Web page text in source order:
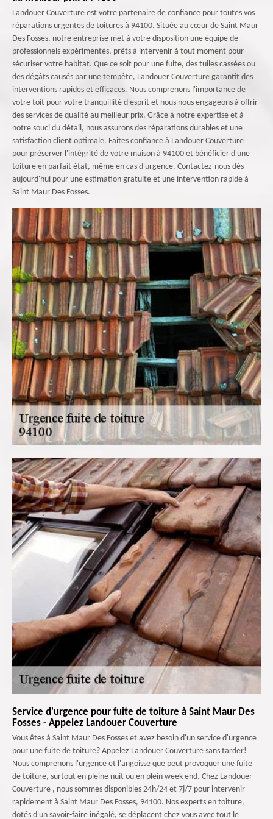
Landouer Couverture est votre partenaire de confiance pour toutes vos
réparations urgentes de toitures à 94100. Située au cœur de Saint Maur
Des Fosses, notre entreprise met à votre disposition une équipe de
professionnels expérimentés, prêts à intervenir à tout moment pour
sécuriser votre habitat. Que ce soit pour une fuite, des tuiles cassées ou
des dégâts causés par une tempête, Landouer Couverture garantit des
interventions rapides et efficaces. Nous comprenons l'importance de
votre toit pour votre tranquillité d'esprit et nous nous engageons à offrir
des services de qualité au meilleur prix. Grâce à notre expertise et à
notre souci du détail, nous assurons des réparations durables et une
satisfaction client optimale. Faites confiance à Landouer Couverture
pour préserver l'intégrité de votre maison à 94100 et bénéficier d'une
toiture en parfait état, même en cas d'urgence. Contactez-nous dès
aujourd'hui pour une estimation gratuite et une intervention rapide à
Saint Maur Des Fosses.
Service d'urgence pour fuite de toiture à Saint Maur Des
Fosses - Appelez Landouer Couverture
Vous êtes à Saint Maur Des Fosses et avez besoin d'un service d'urgence
pour une fuite de toiture? Appelez Landouer Couverture sans tarder!
Nous comprenons l'urgence et l'angoisse que peut provoquer une fuite
de toiture, surtout en pleine nuit ou en plein week-end. Chez Landouer
Couverture , nous sommes disponibles 24h/24 et 7j/7 pour intervenir
rapidement à Saint Maur Des Fosses, 94100. Nos experts en toiture,
dotés d'un savoir-faire inégalé, se déplacent chez vous avec tout le